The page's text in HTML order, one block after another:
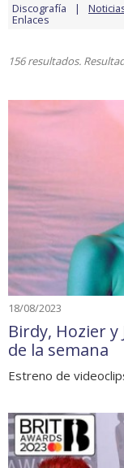
Discografía
Enlaces
156 resultados.
18/08/2023
Birdy, Hozier
de la semana
Estreno de